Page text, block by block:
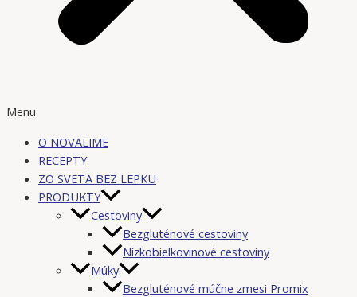
Menu
O NOVALIME
RECEPTY
ZO SVETA BEZ LEPKU
PRODUKTY
Cestoviny
Bezgluténové cestoviny
Nízkobielkovinové cestoviny
Múky
Bezgluténové múčne zmesi Promix